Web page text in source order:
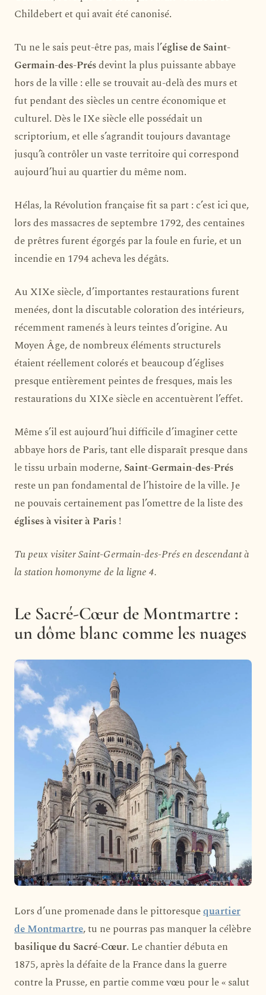
Childebert et qui avait été canonisé.
Tu ne le sais peut-être pas, mais l’église de Saint-
Germain-des-Présdevint la plus puissante abbaye
hors de la ville : elle se trouvait au-delà des murs et
fut pendant des siècles un centre économique et
culturel. Dès le IXe siècle elle possédait un
scriptorium, et elle s’agrandit toujours davantage
jusqu’à contrôler un vaste territoire qui correspond
aujourd’hui au quartier du même nom.
Hélas, la Révolution française fit sa part : c’est ici que,
lors des massacres de septembre 1792, des centaines
de prêtres furent égorgés par la foule en furie, et un
incendie en 1794 acheva les dégâts.
Au XIXe siècle, d’importantes restaurations furent
menées, dont la discutable coloration des intérieurs,
récemment ramenés à leurs teintes d’origine. Au
Moyen Âge, de nombreux éléments structurels
étaient réellement colorés et beaucoup d’églises
presque entièrement peintes de fresques, mais les
restaurations du XIXe siècle en accentuèrent l’effet.
Même s’il est aujourd’hui difficile d’imaginer cette
abbaye hors de Paris, tant elle disparaît presque dans
le tissu urbain moderne,Saint-Germain-des-Prés
reste un pan fondamental de l’histoire de la ville. Je
ne pouvais certainement pas l’omettre de la liste des
églises à visiter à Paris!
Tu peux visiter Saint-Germain-des-Prés en descendant à
la station homonyme de la ligne 4.
Le Sacré-Cœur de Montmartre :
un dôme blanc comme les nuages
Lors d’une promenade dans le pittoresquequartier
de Montmartre, tu ne pourras pas manquer la célèbre
basilique du Sacré-Cœur. Le chantier débuta en
1875, après la défaite de la France dans la guerre
contre la Prusse, en partie comme vœu pour le « salut